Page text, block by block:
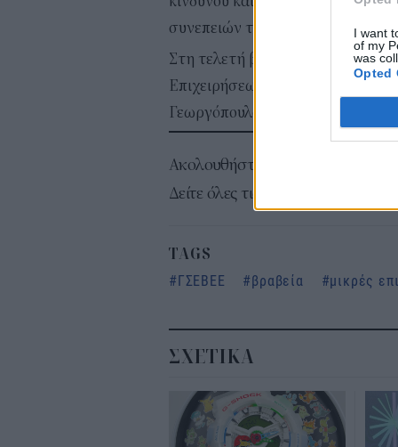
I want
of my
was
Opted
συνεπειών του.
Στη τελετή βράβευσης
Επιχειρήσεων και πρόεδρος της
Γεωργόπουλος, Επιστημονικό
Ακολουθήστε το
Δείτε όλες τις τελευταίες
TAGS
ΓΣΕΒΕΕ
βραβεία μικρές
ΣΧΕΤΙΚΑ